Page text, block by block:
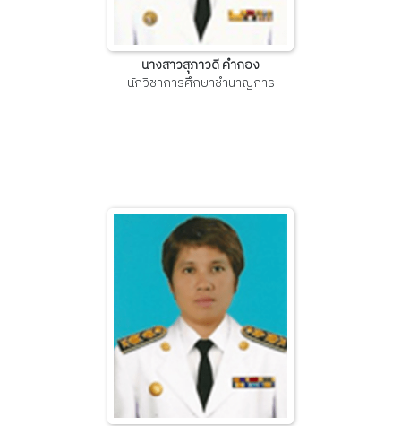
นางสาวสุภาวดี คำกอง
นักวิชาการศึกษาชำนาญการ